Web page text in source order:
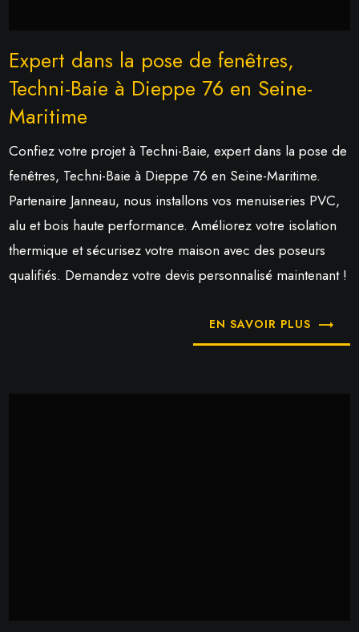
Expert dans la pose de fenêtres,
Techni-Baie à Dieppe 76 en Seine-
Maritime
Confiez votre projet à Techni-Baie, expert dans la pose de
fenêtres, Techni-Baie à Dieppe 76 en Seine-Maritime.
Partenaire Janneau, nous installons vos menuiseries PVC,
alu et bois haute performance. Améliorez votre isolation
thermique et sécurisez votre maison avec des poseurs
qualifiés. Demandez votre devis personnalisé maintenant !
EN SAVOIR PLUS